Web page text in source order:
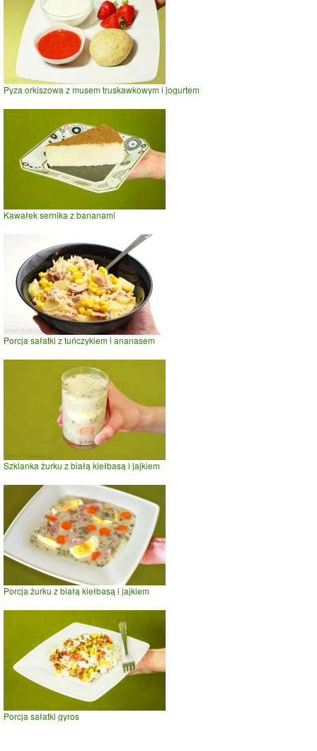
Pyza orkiszowa z musem truskawkowym i jogurtem
Kawałek sernika z bananami
Porcja sałatki z tuńczykiem i ananasem
Szklanka żurku z białą kiełbasą i jajkiem
Porcja żurku z białą kiełbasą i jajkiem
Porcja sałatki gyros